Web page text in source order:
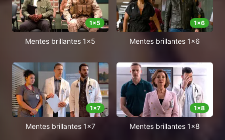
1x5
Mentes brillantes 1x5
1x6
Mentes brillantes 1x6
1x7
Mentes brillantes 1x7
1x8
Mentes brillantes 1x8